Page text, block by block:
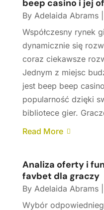
beep casino i jej
By Adelaida Abrams|
Współczesny rynek
dynamicznie się
coraz ciekawsze
Jednym z miejsc
jest beep beep
popularność dzięki
bibliotece gier.
Read More
Analiza oferty i
favbet dla graczy
By Adelaida Abrams|
Wybór